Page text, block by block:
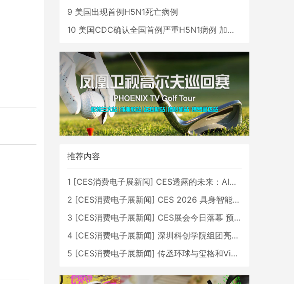
9 美国出现首例H5N1死亡病例
10 美国CDC确认全国首例严重H5N1病例 加州进入紧急状态
推荐内容
1 [CES消费电子展新闻] CES透露的未来：AI、机器人与智能生活大爆发
2 [CES消费电子展新闻] CES 2026 具身智能与创新领域 中国公司大放异彩
3 [CES消费电子展新闻] CES展会今日落幕 预计2026行业收入将超五千亿美元
4 [CES消费电子展新闻] 深圳科创学院组团亮相CES 广受好评
5 [CES消费电子展新闻] 传丞环球与玺格和VibeLens共同推出全新耳机